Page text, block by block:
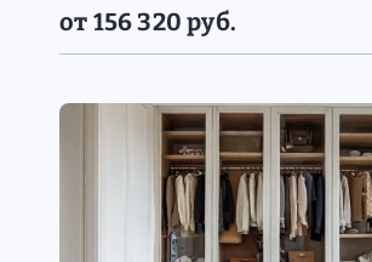
от 156 320 руб.